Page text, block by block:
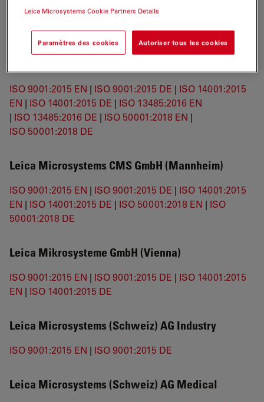
ISO 9001:2015 EN|ISO 9001:2015 DE
ISO 14001:2015 DE
ISO 9001:2015 EN | ISO 9001:2015 DE | ISO 14001:2015
EN | ISO 14001:2015 DE | ISO 13485:2016 EN
| ISO 13485:2016 DE | ISO 50001:2018 EN |
ISO 50001:2018 DE
Leica Microsystems CMS GmbH (Mannheim)
ISO 9001:2015 EN | ISO 9001:2015 DE | ISO 14001:2015
EN | ISO 14001:2015 DE | ISO 50001:2018 EN | ISO
50001:2018 DE
Leica Mikrosysteme GmbH (Vienna)
ISO 9001:2015 EN | ISO 9001:2015 DE | ISO 14001:2015
EN | ISO 14001:2015 DE
Leica Microsystems (Schweiz) AG Industry
ISO 9001:2015 EN | ISO 9001:2015 DE
Leica Microsystems (Schweiz) AG Medical
Leica Microsystems Cookie Partners Details
Paramètres des cookies Autoriser tous les cookies